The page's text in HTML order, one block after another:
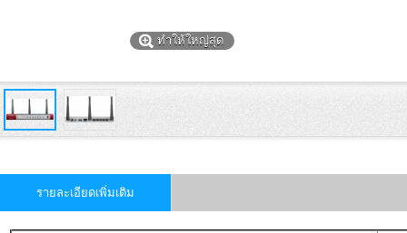
ทำให้ใหญ่สุด
รายละเอียดเพิ่มเติม